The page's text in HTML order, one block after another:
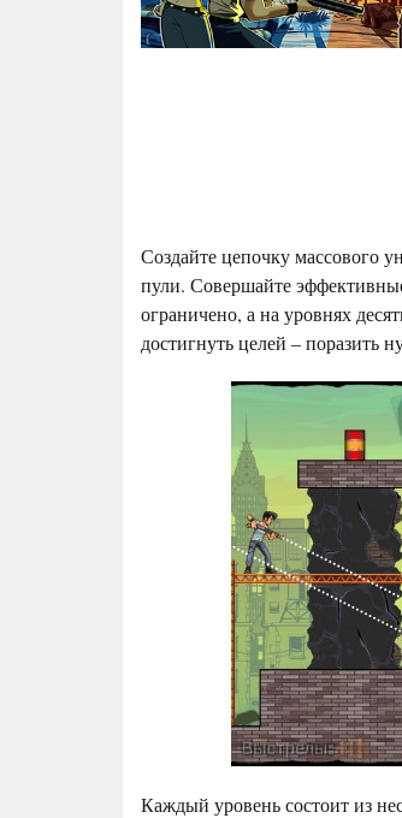
Создайте цепочку массового
пули. Совершайте
ограничено, а на уровнях
достигнуть целей – поразить
Каждый уровень состоит из